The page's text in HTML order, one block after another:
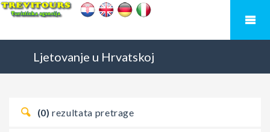
Ljetovanje u Hrvatskoj
(0) rezultata pretrage